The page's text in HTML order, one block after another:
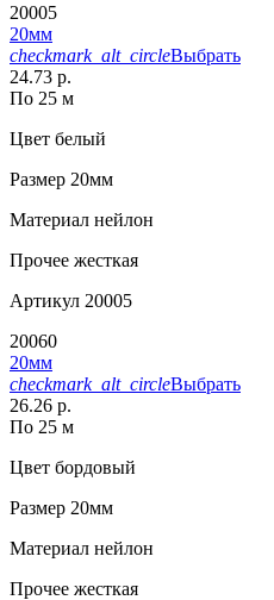
20005
20мм
checkmark_alt_circleВыбрать
24.73 р.
По 25 м
Цвет белый
Размер 20мм
Материал нейлон
Прочее жесткая
Артикул 20005
20060
20мм
checkmark_alt_circleВыбрать
26.26 р.
По 25 м
Цвет бордовый
Размер 20мм
Материал нейлон
Прочее жесткая